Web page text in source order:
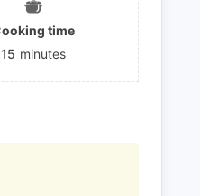
time
15 minutes